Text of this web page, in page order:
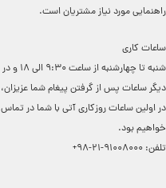
راهنمایی مورد نیاز مشتریان است.
ساعات کاری
شنبه تا چهارشنبه از ساعت 9:30 الی 18 و در
دیگر ساعات ‌پس از گرفتن پیغام شما عزیزان،
در اولین ساعات روزکاری آتی با شما در تماس
خواهیم بود.
تلفن: 91008000-21-98+